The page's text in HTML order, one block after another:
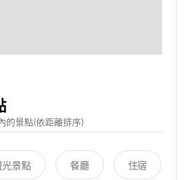
的景點(依距離排序)
景點 餐廳 住宿